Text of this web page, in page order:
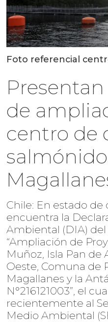
Foto referencial
de
centro de
Chile: En estado de
encuentra la
Ambiental (DIA)
“Ampliación de
Muñoz, Isla Pan de
Oeste, Comuna de
Magallanes y la
N°216121003”, el
recientemente al
Medio Ambiental